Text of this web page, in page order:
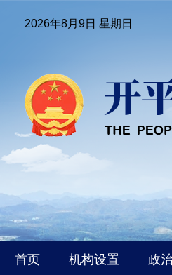
2026年8月9日 星期日
首页 机构设置 政